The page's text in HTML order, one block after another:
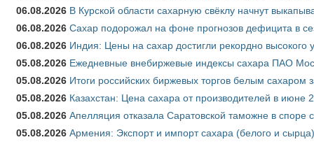
06.08.2026 В Курской области сахарную свёклу начнут
06.08.2026 Сахар подорожал на фоне прогнозов дефицита в
06.08.2026 Индия: Цены на сахар достигли рекордно высокого
05.08.2026 Ежедневные внебиржевые индексы сахара ПАО
05.08.2026 Итоги российских биржевых торгов белым сахаром
05.08.2026 Казахстан: Цена сахара от производителей в июне
05.08.2026 Апелляция отказала Саратовской таможне в
05.08.2026 Армения: Экспорт и импорт сахара (белого и